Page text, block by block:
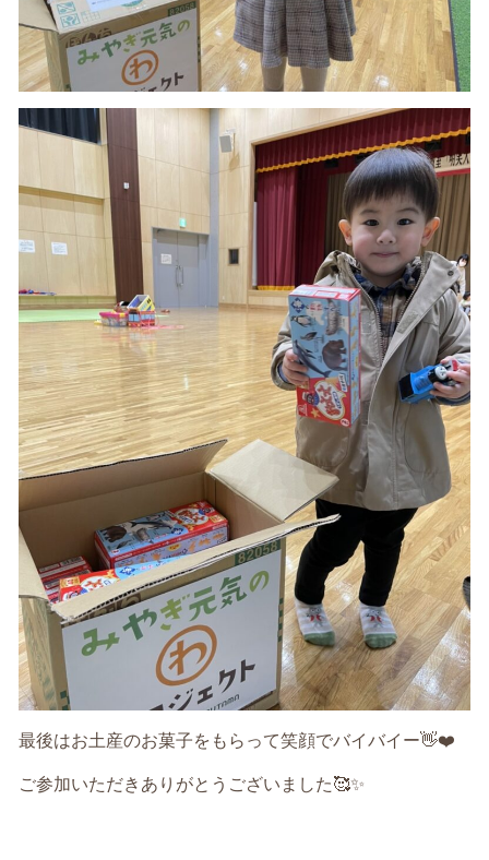
最後はお土産のお菓子をもらって笑顔でバイバイー👋❤️
ご参加いただきありがとうございました🥰✨